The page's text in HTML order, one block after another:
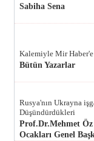
Sabiha Sena
Kalemiyle Mir
Bütün Yazarlar
Rusya'nın Ukrayna
Düşündürdükleri
Prof.Dr.Mehmet
Ocakları Genel